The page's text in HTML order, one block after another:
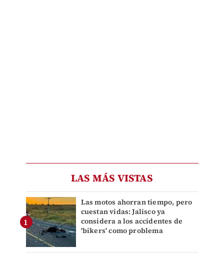
LAS MÁS VISTAS
Las motos ahorran tiempo, pero
cuestan vidas: Jalisco ya
considera a los accidentes de
'bikers' como problema